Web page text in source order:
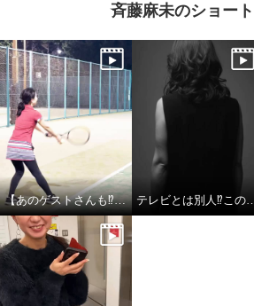
斉藤麻未のショー
【あのゲストさんも⁉︎】斉藤キャストのテニス姿 テレビとは別人⁉︎この変